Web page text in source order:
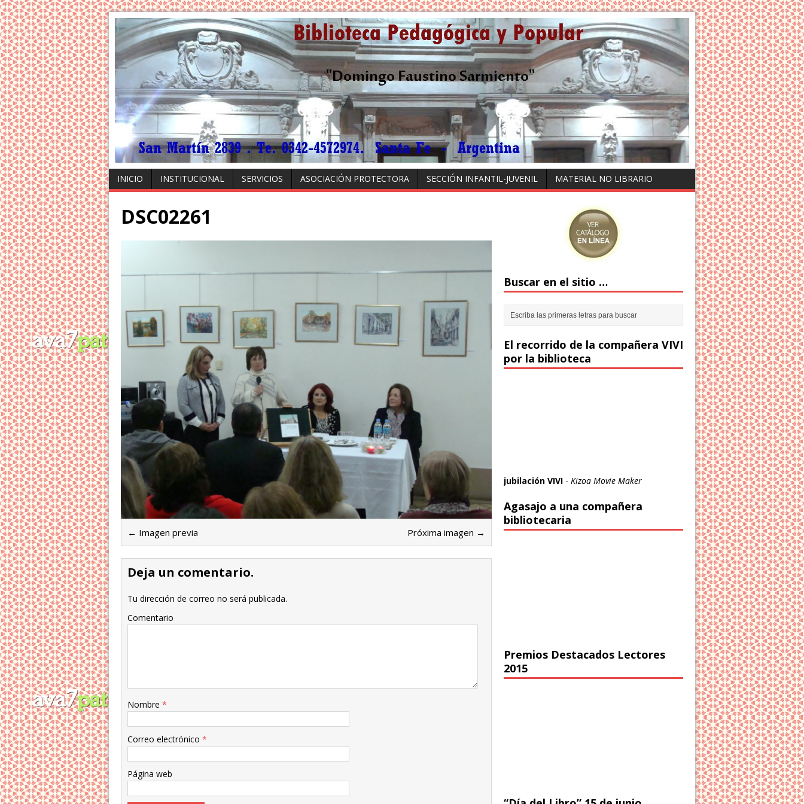
INICIO INSTITUCIONAL SERVICIOS ASOCIACIÓN PROTECTORA SECCIÓN INFANTIL-JUVENIL MATERIAL NO LIBRARIO
DSC02261
← Imagen previa Próxima imagen →
Deja un comentario.
Tu dirección de correo no será publicada.
Comentario
Nombre *
Correo electrónico *
Página web
Buscar en el sitio …
El recorrido de la compañera VIVI
por la biblioteca
jubilación VIVI - Kizoa Movie Maker
Agasajo a una compañera
bibliotecaria
Premios Destacados Lectores
2015